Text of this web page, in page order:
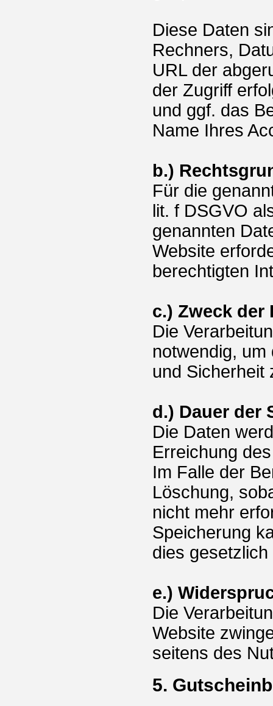
Diese Daten
Rechners,
URL der
der Zugriff
und ggf. das
Name Ihres
b.)
Für die
lit. f DSGVO
genannten
Website
berechtigten
c.) Zweck der
Die
notwendig,
und Sicherheit
d.) Dauer der
Die Daten
Erreichung
Im Falle der
Löschung,
nicht mehr
Speicherung
dies
e.)
Die
Website
seitens des
5.